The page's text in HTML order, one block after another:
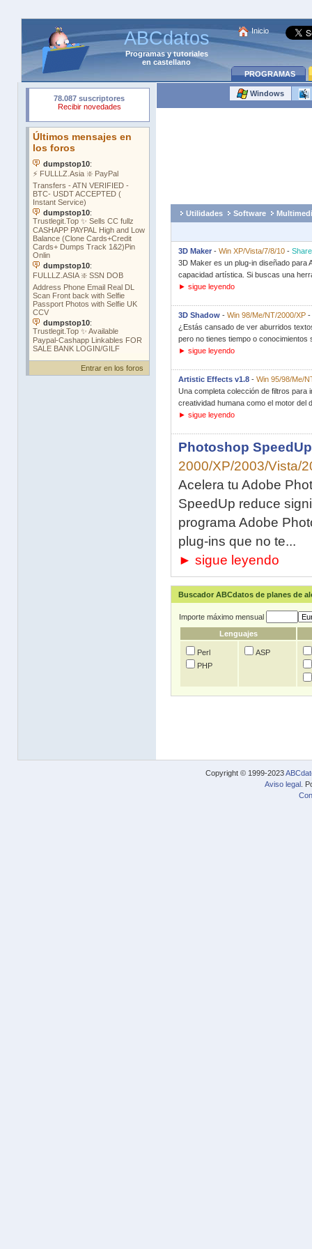
ABCdatos
Programasytutoriales
en castellano
Inicio
PROGRAMAS
Entrar en los foros
Windows
Utilidades Software
3D Maker - Win XP/Vista/7/8/10 -
3D Maker es un plug-in diseñado para
capacidad artística. Si buscas una
► sigue leyendo
3D Shadow - Win 98/Me/NT/2000/XP -
¿Estás cansado de ver aburridos
pero no tienes tiempo o conocimientos
► sigue leyendo
Artistic Effects v1.8 - Win 95/98/Me/
Una completa colección de filtros para
creatividad humana como el motor del
► sigue leyendo
Photoshop
2000/XP/2003/Vista/
Acelera tu Adobe
SpeedUp reduce
programa Adobe
plug-ins que no te...
► sigue leyendo
Buscador ABCdatos de planes de
Importe máximo mensual
Lenguajes
Perl
PHP
ASP
Copyright © 1999-2023
Aviso legal .